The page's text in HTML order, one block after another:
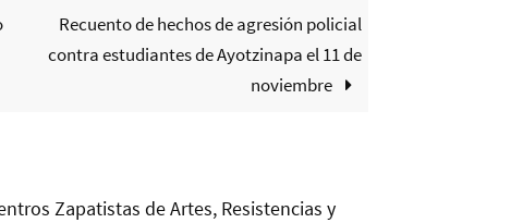
Recuento de hechos de agresión policial
contra estudiantes de Ayotzinapa el 11 de
noviembre
Zapatistas de Artes, Resistencias y